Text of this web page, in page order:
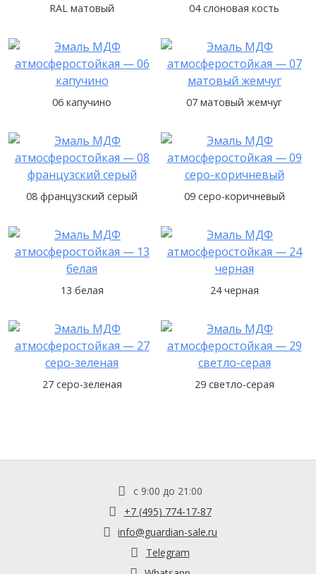
RAL матовый 04 слоновая кость
06 капучино 07 матовый жемчуг
08 французский серый 09 серо-коричневый
13 белая 24 черная
27 серо-зеленая 29 светло-серая
с 9:00 до 21:00
+7 (495) 774-17-87
info@guardian-sale.ru
Telegram